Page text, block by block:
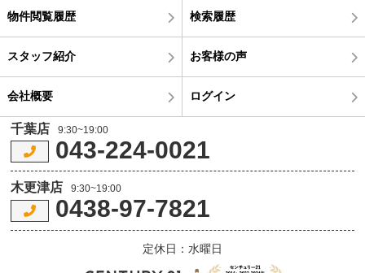
物件閲覧履歴 検索履歴
スタッフ紹介 お客様の声
会社概要 ログイン
千葉店 9:30~19:00
043-224-0021
木更津店 9:30~19:00
0438-97-7821
定休日：水曜日